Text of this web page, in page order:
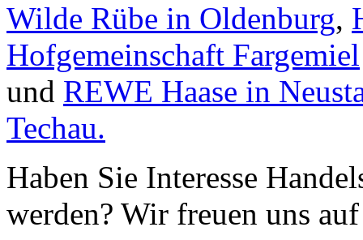
Wilde Rübe in Oldenburg,
Hofgemeinschaft Fargemiel
und REWE Haase in
Techau.
Haben Sie Interesse
werden? Wir freuen uns